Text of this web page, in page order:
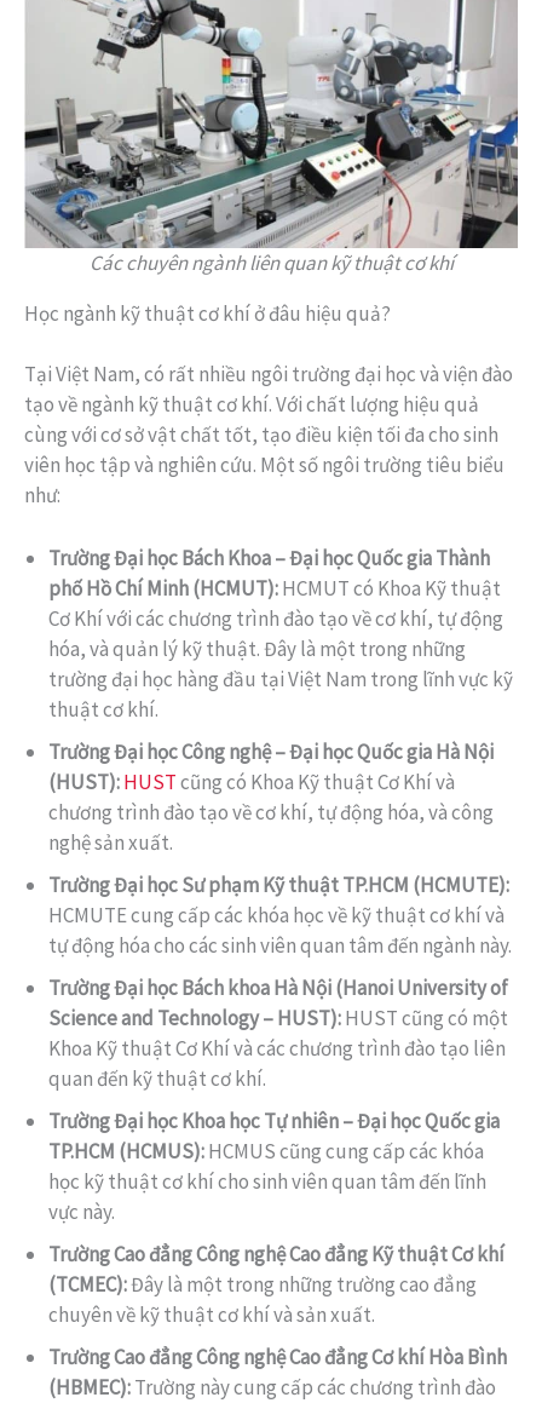
Các chuyên ngành liên quan kỹ thuật cơ khí
Học ngành kỹ thuật cơ khí ở đâu hiệu quả?
Tại Việt Nam, có rất nhiều ngôi trường đại học và viện đào
tạo về ngành kỹ thuật cơ khí. Với chất lượng hiệu quả
cùng với cơ sở vật chất tốt, tạo điều kiện tối đa cho sinh
viên học tập và nghiên cứu. Một số ngôi trường tiêu biểu
như:
Trường Đại học Bách Khoa – Đại học Quốc gia Thành
phố Hồ Chí Minh (HCMUT):HCMUT có Khoa Kỹ thuật
Cơ Khí với các chương trình đào tạo về cơ khí, tự động
hóa, và quản lý kỹ thuật. Đây là một trong những
trường đại học hàng đầu tại Việt Nam trong lĩnh vực kỹ
thuật cơ khí.
Trường Đại học Công nghệ – Đại học Quốc gia Hà Nội
(HUST):HUSTcũng có Khoa Kỹ thuật Cơ Khí và
chương trình đào tạo về cơ khí, tự động hóa, và công
nghệ sản xuất.
Trường Đại học Sư phạm Kỹ thuật TP.HCM (HCMUTE):
HCMUTE cung cấp các khóa học về kỹ thuật cơ khí và
tự động hóa cho các sinh viên quan tâm đến ngành này.
Trường Đại học Bách khoa Hà Nội (Hanoi University of
Science and Technology – HUST):HUST cũng có một
Khoa Kỹ thuật Cơ Khí và các chương trình đào tạo liên
quan đến kỹ thuật cơ khí.
Trường Đại học Khoa học Tự nhiên – Đại học Quốc gia
TP.HCM (HCMUS):HCMUS cũng cung cấp các khóa
học kỹ thuật cơ khí cho sinh viên quan tâm đến lĩnh
vực này.
Trường Cao đẳng Công nghệ Cao đẳng Kỹ thuật Cơ khí
(TCMEC):Đây là một trong những trường cao đẳng
chuyên về kỹ thuật cơ khí và sản xuất.
Trường Cao đẳng Công nghệ Cao đẳng Cơ khí Hòa Bình
(HBMEC):Trường này cung cấp các chương trình đào